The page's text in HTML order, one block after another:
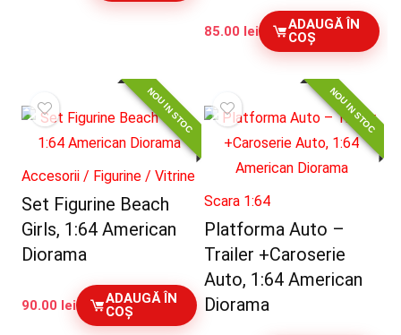
85.00 lei
ADAUGĂ ÎN
COȘ
NOU IN STOC
Accesorii / Figurine / Vitrine
Set Figurine Beach
Girls, 1:64 American
Diorama
90.00 lei
ADAUGĂ ÎN
COȘ
NOU IN STOC
Scara 1:64
Platforma Auto –
Trailer +Caroserie
Auto, 1:64 American
Diorama